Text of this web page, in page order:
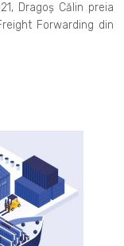
Dragoș Călin preia
Forwarding din